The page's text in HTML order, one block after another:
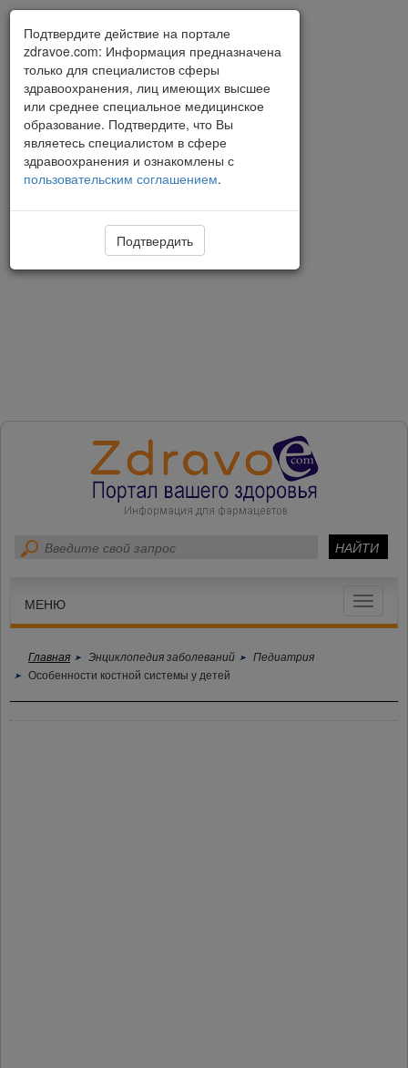
Toggle
МЕНЮ
Главная Энциклопедия заболеваний
Педиатрия
Особенности костной системы у детей
Подтвердите действие на портале
zdravoe.com: Информация предназначена
только для специалистов сферы
здравоохранения, лиц имеющих высшее
или среднее специальное медицинское
образование. Подтвердите, что Вы
являетесь специалистом в сфере
здравоохранения и ознакомлены с
пользовательским соглашением.
Подтвердить